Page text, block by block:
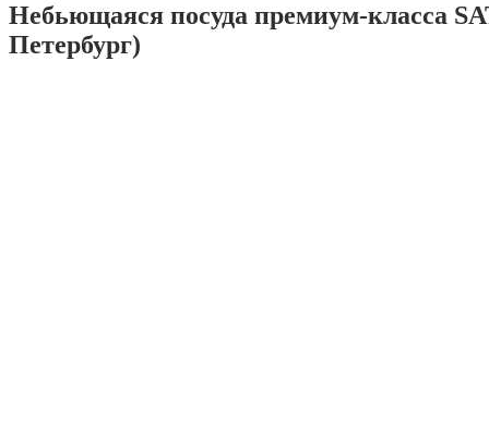
Небьющаяся посуда премиум-класса
Петербург)